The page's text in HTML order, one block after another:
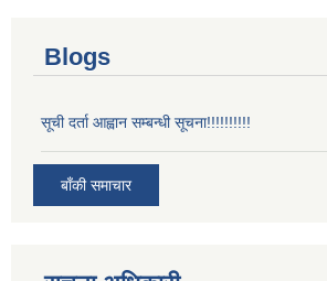
Blogs
सूची दर्ता आह्वान सम्बन्धी सूचना!!!!!!!!!!
बाँकी समाचार